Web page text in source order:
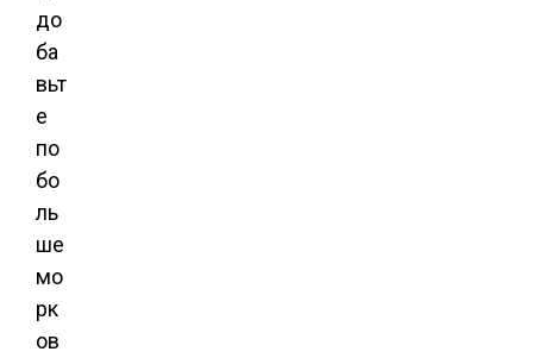
до
ба
вьт
е
по
бо
ль
ше
мо
рк
ов